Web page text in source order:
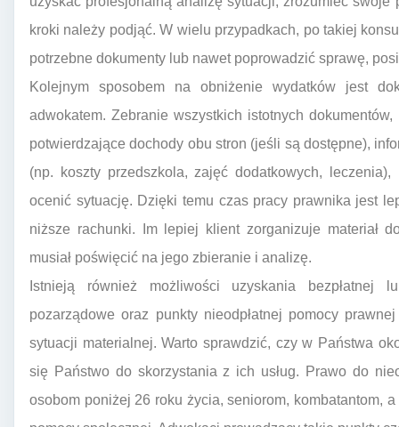
kroki należy podjąć. W wielu przypadkach, po takiej
potrzebne dokumenty lub nawet poprowadzić sprawę,
Kolejnym sposobem na obniżenie wydatków jest
adwokatem. Zebranie wszystkich istotnych
potwierdzające dochody obu stron (jeśli są dostępne),
(np. koszty przedszkola, zajęć dodatkowych,
ocenić sytuację. Dzięki temu czas pracy prawnika jest
niższe rachunki. Im lepiej klient zorganizuje materiał
musiał poświęcić na jego zbieranie i analizę.
Istnieją również możliwości uzyskania bezpłatnej
pozarządowe oraz punkty nieodpłatnej pomocy
sytuacji materialnej. Warto sprawdzić, czy w Państwa
się Państwo do skorzystania z ich usług. Prawo do
osobom poniżej 26 roku życia, seniorom, kombatantom,